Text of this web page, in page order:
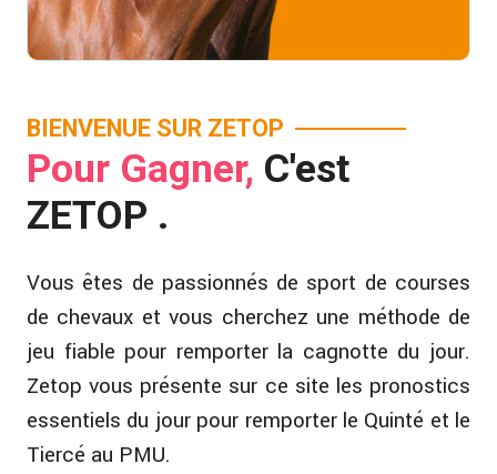
BIENVENUE SUR ZETOP
Pour Gagner, C'est
ZETOP .
Vous êtes de passionnés de sport de courses
de chevaux et vous cherchez une méthode de
jeu fiable pour remporter la cagnotte du jour.
Zetop vous présente sur ce site les pronostics
essentiels du jour pour remporter le Quinté et le
Tiercé au PMU.